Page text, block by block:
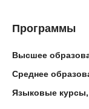
Программы
Высшее
Среднее
Языковые курсы,